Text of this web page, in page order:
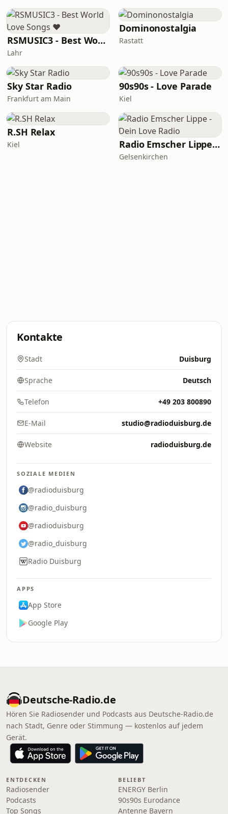
RSMUSIC3 - Best World Love Songs ♥
Lahr
Dominonostalgia
Rastatt
Sky Star Radio
Frankfurt am Main
90s90s - Love Parade
Kiel
R.SH Relax
Kiel Radio Emscher Lippe - Dein Love Radio
Gelsenkirchen
Kontakte
Stadt Duisburg
Sprache Deutsch
Telefon +49 203 800890
E-Mail studio@radioduisburg.de
Website radioduisburg.de
SOZIALE MEDIEN
@radioduisburg
@radio_duisburg
@radioduisburg
@radio_duisburg
Radio Duisburg
APPS
App Store
Google Play
Deutsche-Radio.de
Hören Sie Radiosender und Podcasts aus Deutsche-Radio.de
nach Stadt, Genre oder Stimmung — kostenlos auf jedem
Gerät.
ENTDECKEN
Radiosender
Podcasts
Top Songs
BELIEBT
ENERGY Berlin
90s90s Eurodance
Antenne Bayern